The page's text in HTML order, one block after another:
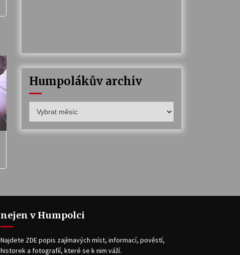
Humpolákův archiv
archiv
nejen v Humpolci
Najdete ZDE popis zajímavých míst, informací, pověstí,
historek a fotografíí, které se k nim váží.